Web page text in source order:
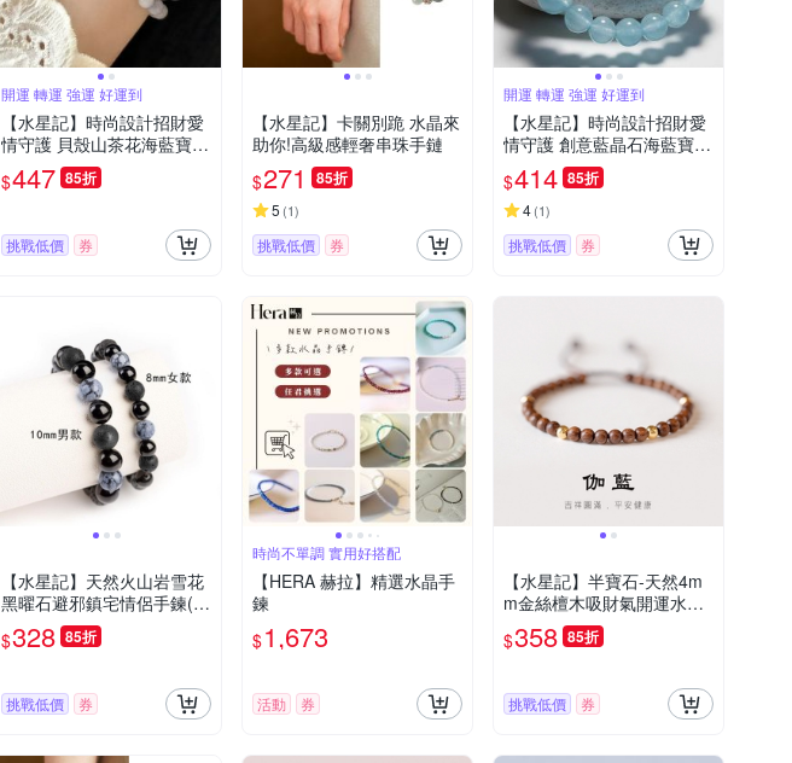
開運 轉運 強運 好運到
【水星記】時尚設計招財愛
情守護 貝殼山茶花海藍寶疊
戴手鍊(18045)
$447 85折
挑戰低價 券
【水星記】卡關別跪 水晶來
助你!高級感輕奢串珠手鏈
$271 85折
5 (1)
挑戰低價 券
開運 轉運 強運 好運到
【水星記】時尚設計招財愛
情守護 創意藍晶石海藍寶手
鍊(07030)
$414 85折
4(1)
挑戰低價 券
【水星記】天然火山岩雪花
黑曜石避邪鎮宅情侶手鍊(4
0107035)
$328 85折
挑戰低價 券
時尚不單調 實用好搭配
【HERA 赫拉】精選水晶手
鍊
$1,673
活動 券
【水星記】半寶石-天然4m
m金絲檀木吸財氣開運水晶
手鍊
$358 85折
挑戰低價 券